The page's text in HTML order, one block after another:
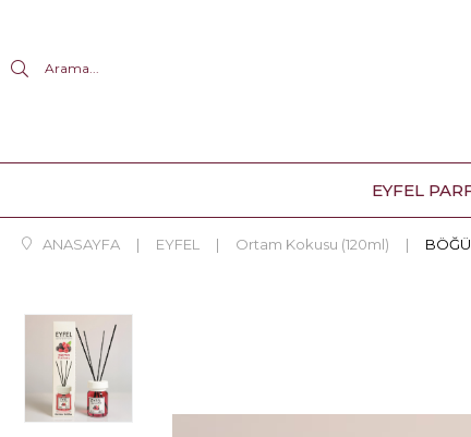
Arama...
EYFEL
ANASAYFA EYFEL Ortam Kokusu (120ml)